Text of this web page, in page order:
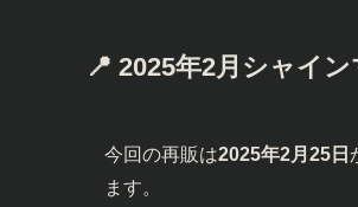
📍 2025年2月シャイ
今回の再販は2025年2月25日
ます。